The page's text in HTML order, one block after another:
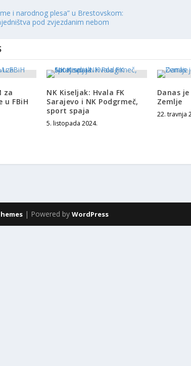
i narodnog plesa” u Brestovskom:
pod zvjezdanim nebom
za
u FBiH
NK Kiseljak: Hvala FK
Sarajevo i NK Podgrmeč,
sport spaja
5. listopada 2024.
Danas
Zemlje
22. travnja
| Powered byWordPress